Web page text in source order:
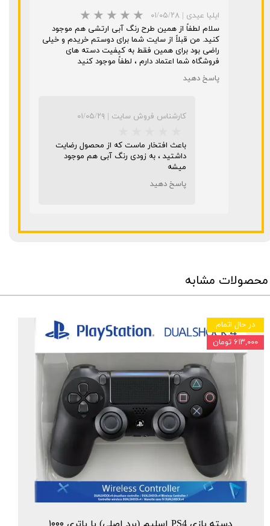
ایلیا عیدی | ۰۱/۰۵/۲۸
★★★★★
سلام لطفاً از همین طرح رنگ آبی ارتشی هم موجود
کنید. من قبلاً از سایت شما برای دوستم خریدم و خیلی
راضی بود برای همین فقط به کیفیت دسته های
فروشگاه شما اعتماد دارم ، لطفاً موجود کنید
پاسخ دهید
کارشناس فروش سایت | ۰۱/۰۵/۲۹
باعث افتخار ماست که از محصول رضایت
داشتید ، به زودی رنگ آبی هم موجود
میشه
پاسخ دهید
محصولات مشابه
در حال اتمام
۶۱۳,۰۰۰ تومان